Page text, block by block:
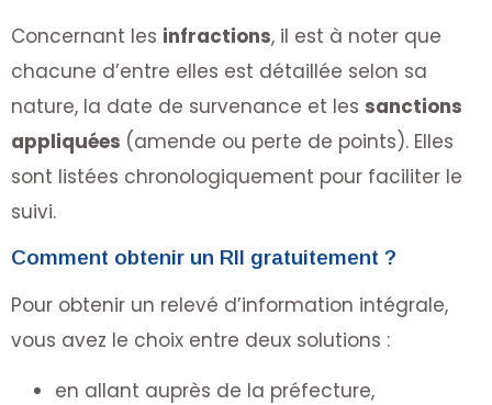
Concernant les infractions, il est à noter que
chacune d’entre elles est détaillée selon sa
nature, la date de survenance et les sanctions
appliquées (amende ou perte de points). Elles
sont listées chronologiquement pour faciliter le
suivi.
Comment obtenir un RII gratuitement ?
Pour obtenir un relevé d’information intégrale,
vous avez le choix entre deux solutions :
en allant auprès de la préfecture,